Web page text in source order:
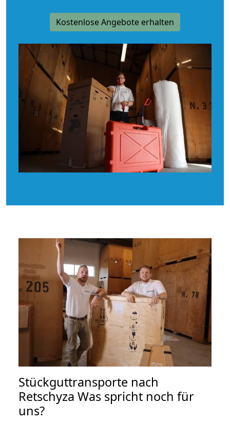
Kostenlose Angebote erhalten
Stückguttransporte nach
Retschyza Was spricht noch für
uns?